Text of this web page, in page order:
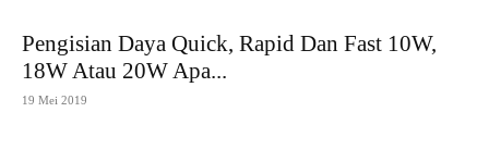
Pengisian Daya Quick, Rapid Dan Fast 10W,
18W Atau 20W Apa...
19 Mei 2019